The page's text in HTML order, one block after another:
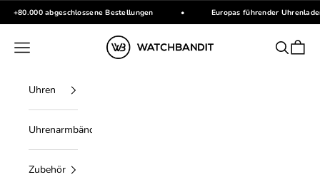
Zum Inhalt springen
+80.000 abgeschlossene Bestellungen • Europas führender
WATCHBANDIT
Menü Suchen
Uhren
Uhrenarmbänder
Zubehör